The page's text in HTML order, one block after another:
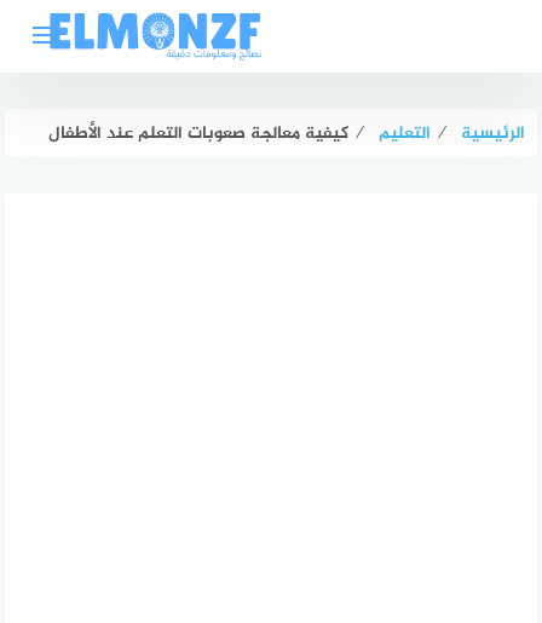
الرئيسية ⁄ التعليم ⁄ كيفية معالجة صعوبات التعلم عند الأطفال